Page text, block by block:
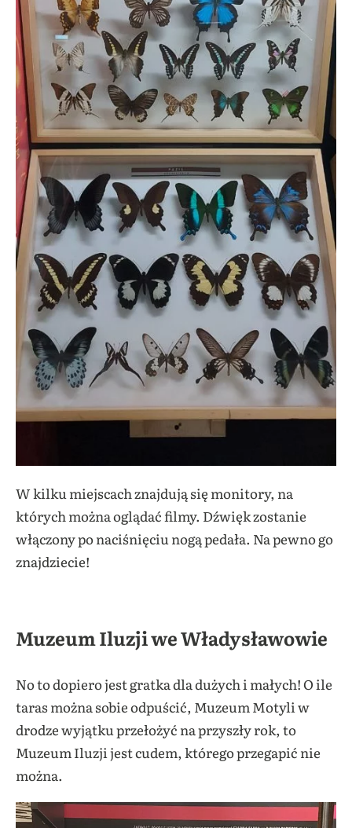
W kilku miejscach znajdują się monitory, na
których można oglądać filmy. Dźwięk zostanie
włączony po naciśnięciu nogą pedała. Na pewno go
znajdziecie!
Muzeum Iluzji we Władysławowie
No to dopiero jest gratka dla dużych i małych! O ile
taras można sobie odpuścić, Muzeum Motyli w
drodze wyjątku przełożyć na przyszły rok, to
Muzeum Iluzji jest cudem, którego przegapić nie
można.